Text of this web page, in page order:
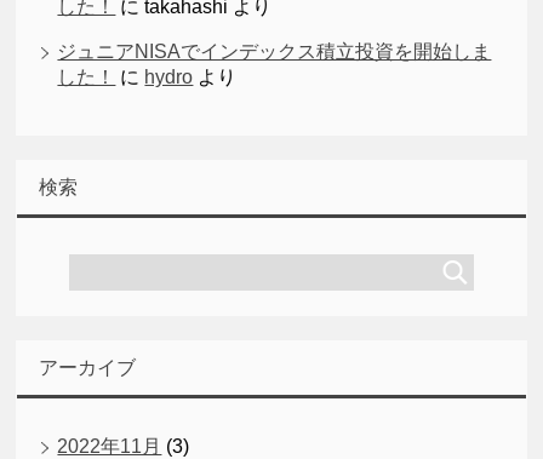
した！
にtakahashi より
ジュニアNISAでインデックス積立投資を開始しま
した！
に hydro より
検索
アーカイブ
2022年11月 (3)